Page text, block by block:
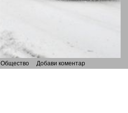
Общество Добави коментар